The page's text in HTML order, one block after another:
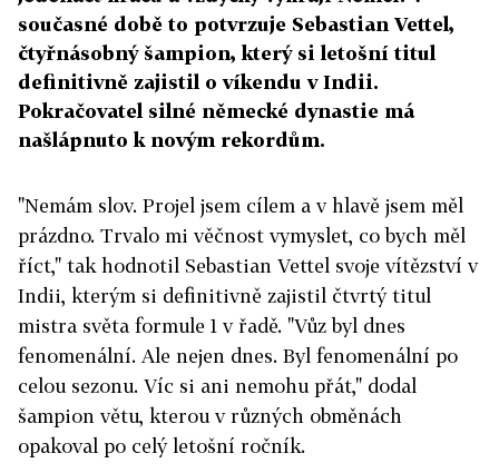
současné době to potvrzuje Sebastian Vettel,
čtyřnásobný šampion, který si letošní titul
definitivně zajistil o víkendu v Indii.
Pokračovatel silné německé dynastie má
našlápnuto k novým rekordům.
"Nemám slov. Projel jsem cílem a v hlavě jsem měl
prázdno. Trvalo mi věčnost vymyslet, co bych měl
říct," tak hodnotil Sebastian Vettel svoje vítězství v
Indii, kterým si definitivně zajistil čtvrtý titul
mistra světa formule 1 v řadě. "Vůz byl dnes
fenomenální. Ale nejen dnes. Byl fenomenální po
celou sezonu. Víc si ani nemohu přát," dodal
šampion větu, kterou v různých obměnách
opakoval po celý letošní ročník.